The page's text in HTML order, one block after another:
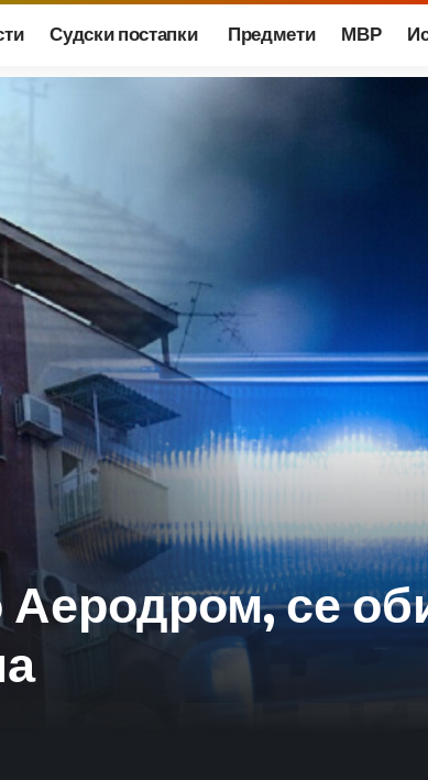
Судски постапки Предмети МВР
Аеродром, се